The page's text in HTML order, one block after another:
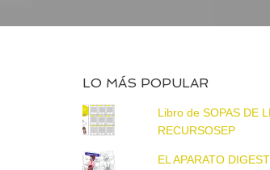
LO MÁS POPULAR
Libro de SOPAS DE
RECURSOSEP
EL APARATO